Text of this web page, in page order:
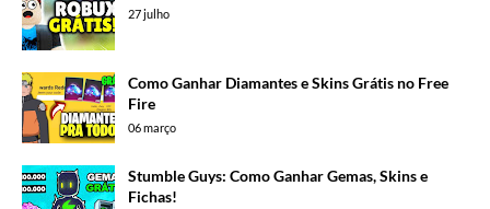
27 julho
Como Ganhar Diamantes e Skins Grátis no Free
Fire
06 março
Stumble Guys: Como Ganhar Gemas, Skins e
Fichas!